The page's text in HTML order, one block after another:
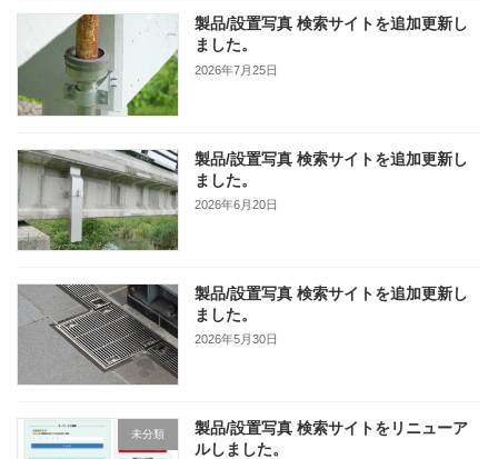
製品/設置写真 検索サイトを追加更新し
ました。
2026年7月25日
製品/設置写真 検索サイトを追加更新し
ました。
2026年6月20日
製品/設置写真 検索サイトを追加更新し
ました。
2026年5月30日
未分類
製品/設置写真 検索サイトをリニューア
ルしました。